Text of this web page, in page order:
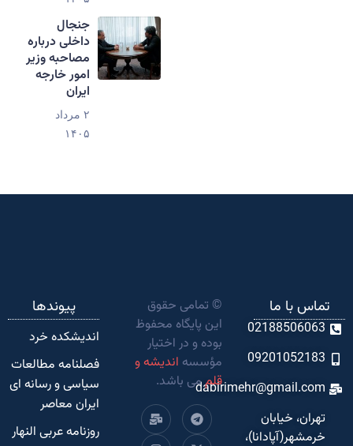
جنجال
داخلی درباره
مصاحبه وزیر
امور خارجه
ایران
۲ مرداد
۱۴۰۵
تماس با ما
02188506063
09201052183
dabirimehr@gmail.com
تهران، خیابان
خرمشهر(آپادانا)،
© تمامی حقوق
این پایگاه محفوظ
بوده و در اختیار
مؤسسه اندیشه و
قلممی باشد.
پیوندها
اندیشکده‌ خرد
فصلنامه مطالعات
سیاسی و رسانه ای
ایران معاصر
روزنامه عربی النهار